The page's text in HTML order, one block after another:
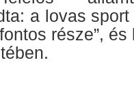
a lovas
része”,